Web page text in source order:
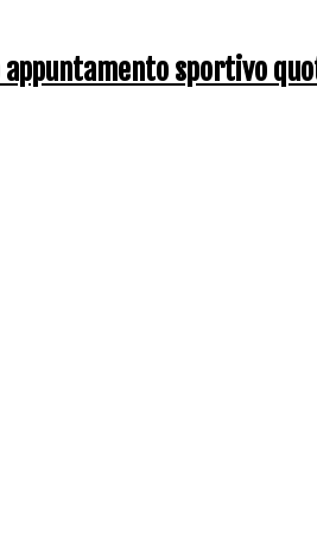
sportivo